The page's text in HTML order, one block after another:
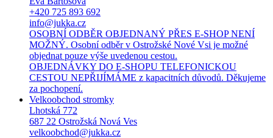
+420 725 893 692
info@jukka.cz
OSOBNÍ ODBĚR OBJEDNANÝ PŘES E-SHOP NENÍ
MOŽNÝ. Osobní odběr v Ostrožské Nové Vsi je možné
objednat pouze výše uvedenou cestou.
OBJEDNÁVKY DO E-SHOPU TELEFONICKOU
CESTOU NEPŘIJÍMÁME z kapacitních důvodů. Děkujeme
za pochopení.
Velkoobchod stromky
Lhotská 772
687 22 Ostrožská Nová Ves
velkoobchod@jukka.cz